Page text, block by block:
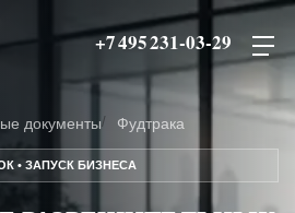
+7 495 231-03-29
документы Фудтрака
• ЗАПУСК БИЗНЕСА